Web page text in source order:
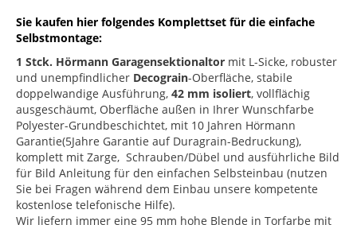
Sie kaufen hier folgendes Komplettset für die einfache
Selbstmontage:
1 Stck. Hörmann Garagensektionaltor mit L-Sicke, robuster
und unempfindlicher Decograin-Oberfläche, stabile
doppelwandige Ausführung, 42 mm isoliert, vollflächig
ausgeschäumt, Oberfläche außen in Ihrer Wunschfarbe
Polyester-Grundbeschichtet, mit 10 Jahren Hörmann
Garantie(5Jahre Garantie auf Duragrain-Bedruckung),
komplett mit Zarge, Schrauben/Dübel und ausführliche Bild
für Bild Anleitung für den einfachen Selbsteinbau (nutzen
Sie bei Fragen während dem Einbau unsere kompetente
kostenlose telefonische Hilfe).
Wir liefern immer eine 95 mm hohe Blende in Torfarbe mit